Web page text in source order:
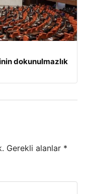
dokunulmazlık
Gerekli alanlar *